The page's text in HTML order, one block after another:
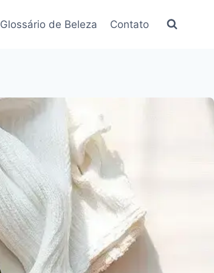
Glossário de Beleza Contato